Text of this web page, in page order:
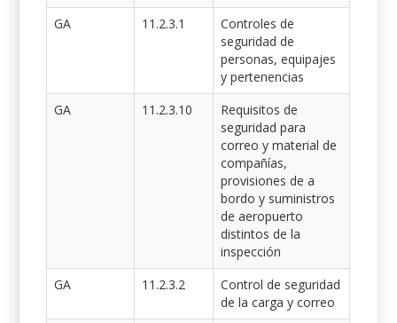
GA
11.2.3.1
Controles de
seguridad de
personas, equipajes
y pertenencias
GA
11.2.3.10
Requisitos de
seguridad para
correo y material de
compañías,
provisiones de a
bordo y suministros
de aeropuerto
distintos de la
inspección
GA
11.2.3.2
Control de seguridad
de la carga y correo